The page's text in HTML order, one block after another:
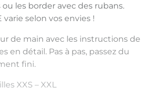
les border avec des rubans.
varie selon vos envies !
de main avec les instructions de
en détail. Pas à pas, passez du
fini.
XXS – XXL